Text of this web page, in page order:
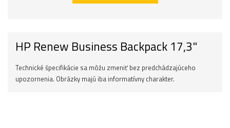
HP Renew Business Backpack 17,3"
Technické špecifikácie sa môžu zmeniť bez predchádzajúceho
upozornenia. Obrázky majú iba informatívny charakter.